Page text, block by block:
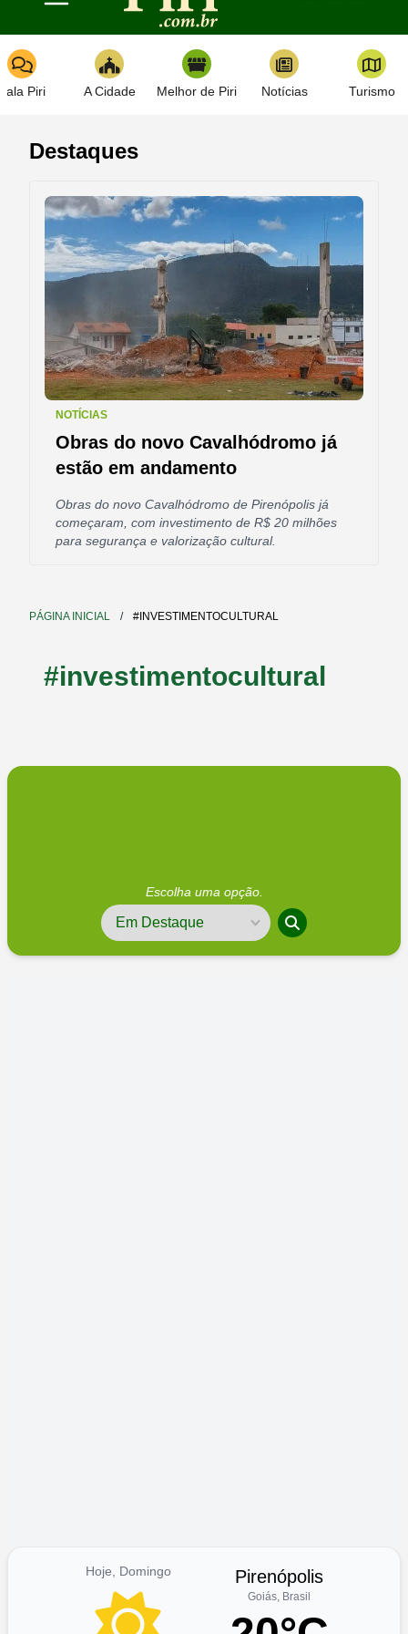
Toggle navigation
Piri A Cidade Melhor de Piri Notícias Turismo
Destaques
NOTÍCIAS
Obras do novo Cavalhódromo já
estão em andamento
Obras do novo Cavalhódromo de Pirenópolis já
começaram, com investimento de R$ 20 milhões
para segurança e valorização cultural.
PÁGINA INICIAL / #INVESTIMENTOCULTURAL
#investimentocultural
Escolha uma opção.
Hoje, Domingo Pirenópolis
Goiás, Brasil